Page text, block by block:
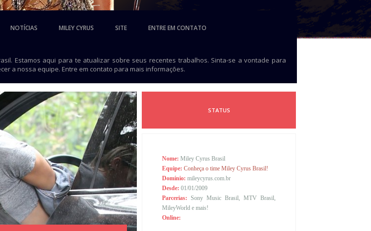
NOTÍCIAS MILEY CYRUS SITE ENTRE EM CONTATO
Estamos aqui para te atualizar sobre seus recentes trabalhos. Sinta-se a vontade para
a nossa equipe. Entre em contato para mais informações.
STATUS
Nome: Miley Cyrus Brasil
Equipe: Conheça o time Miley Cyrus Brasil!
Domínio: mileycyrus.com.br
Desde: 01/01/2009
Parcerias: Sony Music Brasil, MTV Brasil,
MileyWorld e mais!
Online: